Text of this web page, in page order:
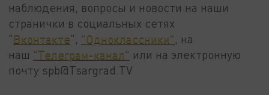
наблюдения, вопросы и новости на наши
странички в социальных сетях
"Вконтакте", "Одноклассники", на
наш "Телеграм-канал" или на электронную
почту spb@Tsargrad.TV